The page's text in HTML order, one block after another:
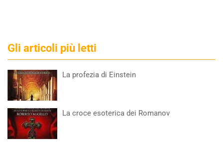
Gli articoli più letti
La profezia di Einstein
La croce esoterica dei Romanov